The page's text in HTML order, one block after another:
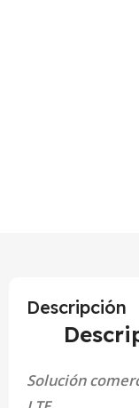
Descripción
Solución